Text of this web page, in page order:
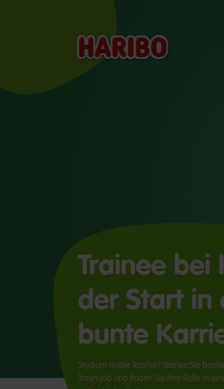
Trainee bei
der Start in
bunte
Studium in der Tasche? Starten Sie
Traumjob und finden Sie Ihre Rolle in